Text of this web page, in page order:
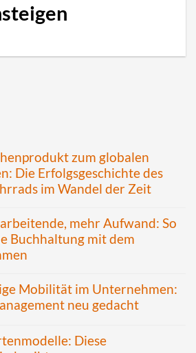
zum globalen
Die Erfolgsgeschichte des
im Wandel der Zeit
mehr Aufwand: So
Buchhaltung mit dem
Mobilität im Unternehmen:
neu gedacht
Diese